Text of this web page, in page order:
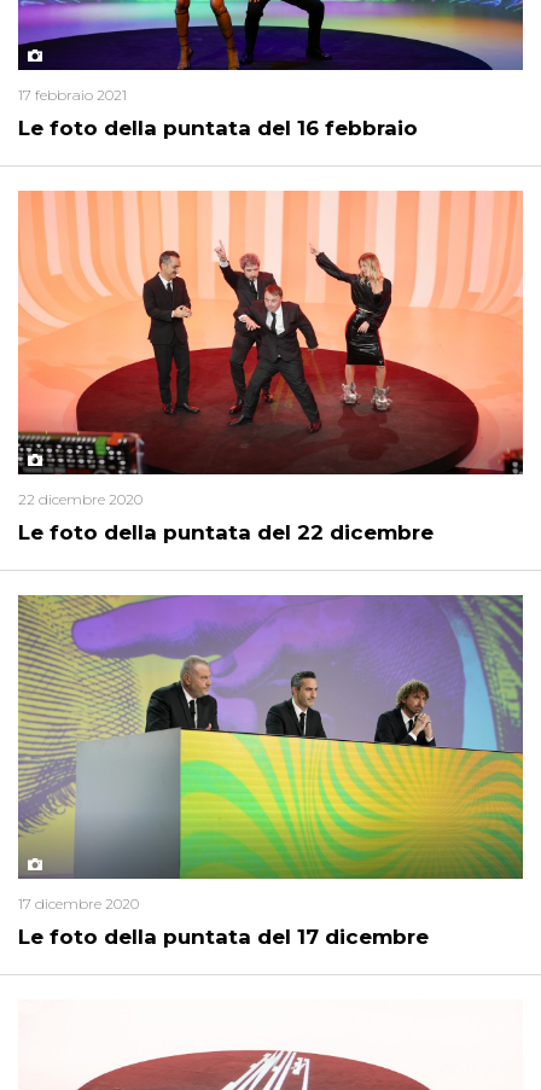
Le foto della puntata del 16 febbraio
17 febbraio 2021
Le foto della puntata del 22 dicembre
22 dicembre 2020
Le foto della puntata del 17 dicembre
17 dicembre 2020